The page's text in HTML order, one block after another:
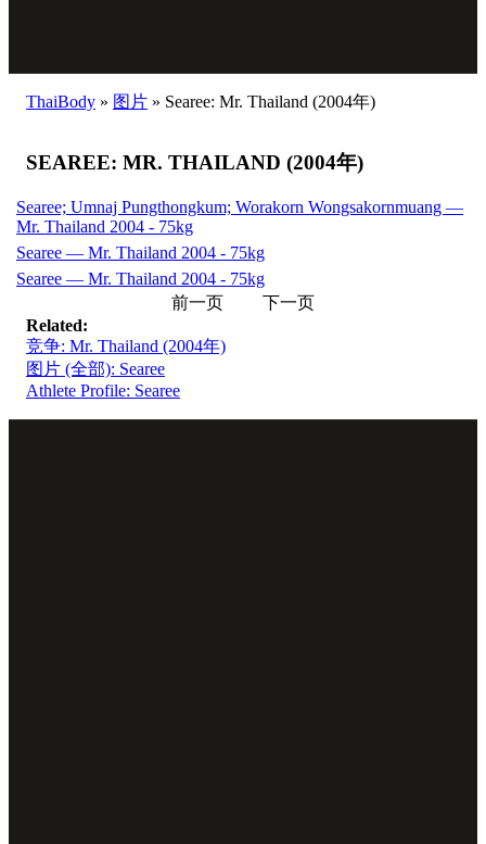
ThaiBody » 图片 » Searee: Mr. Thailand (2004年)
SEAREE: MR. THAILAND (2004年)
Searee; Umnaj Pungthongkum; Worakorn Wongsakornmuang —
Mr. Thailand 2004 - 75kg
Searee — Mr. Thailand 2004 - 75kg
Searee — Mr. Thailand 2004 - 75kg
前一页
下一页
Related:
竞争: Mr. Thailand (2004年)
图片 (全部): Searee
Athlete Profile: Searee